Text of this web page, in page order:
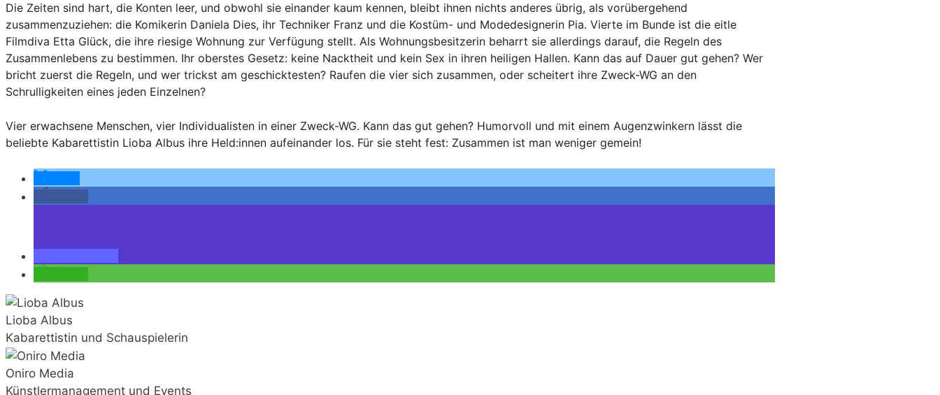
Die Zeiten sind hart, die Konten leer, und obwohl sie einander kaum kennen, bleibt ihnen nichts anderes übrig, als vorübergehend
zusammenzuziehen: die Komikerin Daniela Dies, ihr Techniker Franz und die Kostüm- und Modedesignerin Pia. Vierte im Bunde ist die eitle
Filmdiva Etta Glück, die ihre riesige Wohnung zur Verfügung stellt. Als Wohnungsbesitzerin beharrt sie allerdings darauf, die Regeln des
Zusammenlebens zu bestimmen. Ihr oberstes Gesetz: keine Nacktheit und kein Sex in ihren heiligen Hallen. Kann das auf Dauer gut gehen? Wer
bricht zuerst die Regeln, und wer trickst am geschicktesten? Raufen die vier sich zusammen, oder scheitert ihre Zweck-WG an den
Schrulligkeiten eines jeden Einzelnen?
Vier erwachsene Menschen, vier Individualisten in einer Zweck-WG. Kann das gut gehen? Humorvoll und mit einem Augenzwinkern lässt die
beliebte Kabarettistin Lioba Albus ihre Held:innen aufeinander los. Für sie steht fest: Zusammen ist man weniger gemein!
Lioba Albus
Kabarettistin und Schauspielerin
Oniro Media
Künstlermanagement und Events